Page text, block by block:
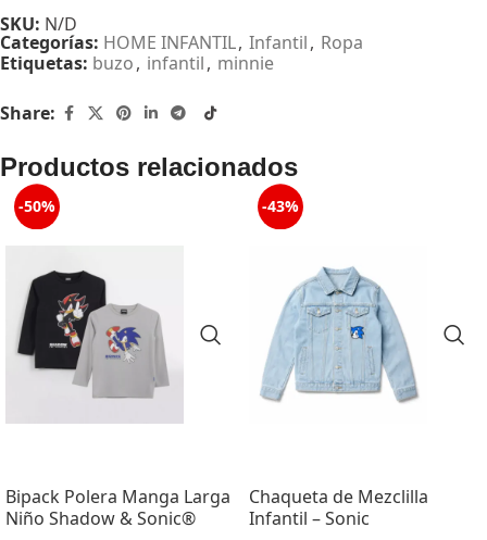
SKU: N/D
Categorías: HOME INFANTIL, Infantil, Ropa
Etiquetas: buzo, infantil, minnie
Share:
Productos relacionados
-50%
Bipack Polera Manga Larga
Niño Shadow & Sonic®
-43%
Chaqueta de Mezclilla
Infantil – Sonic